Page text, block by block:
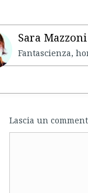
Sara Mazzoni
Fantascienza,
Lascia un